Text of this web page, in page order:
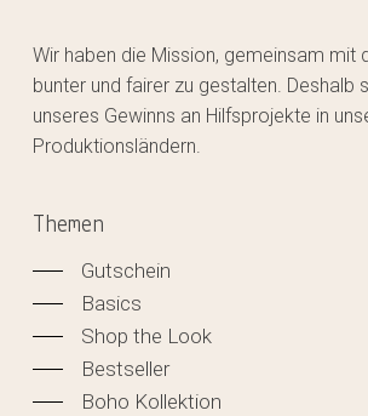
Wir haben die Mission, gemeinsam mit
bunter und fairer zu gestalten. Deshalb
unseres Gewinns an Hilfsprojekte in
Produktionsländern.
Themen
Gutschein
Basics
Shop the Look
Bestseller
Boho Kollektion